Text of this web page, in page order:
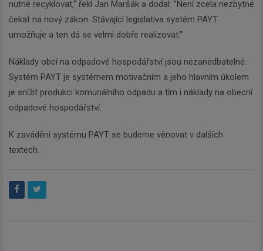
nutné recyklovat," řekl Jan Maršák a dodal: "Není zcela nezbytné
čekat na nový zákon. Stávající legislativa systém PAYT
umožňuje a ten dá se velmi dobře realizovat."
Náklady obcí na odpadové hospodářství jsou nezanedbatelné.
Systém PAYT je systémem motivačním a jeho hlavním úkolem
je snížit produkci komunálního odpadu a tím i náklady na obecní
odpadové hospodářství.
K zavádění systému PAYT se budeme věnovat v dalších
textech.